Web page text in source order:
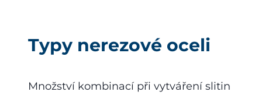
Typy nerezové oceli
Množství kombinací při vytváření slitin